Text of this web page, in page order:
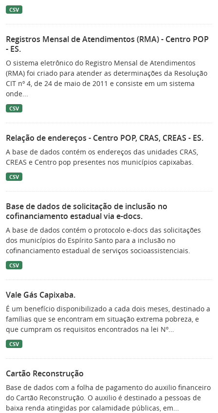
CSV
Registros Mensal de Atendimentos (RMA) - Centro POP
- ES.
O sistema eletrônico do Registro Mensal de Atendimentos
(RMA) foi criado para atender as determinações da Resolução
CIT nº 4, de 24 de maio de 2011 e consiste em um sistema
onde...
CSV
Relação de endereços - Centro POP, CRAS, CREAS - ES.
A base de dados contém os endereços das unidades CRAS,
CREAS e Centro pop presentes nos municípios capixabas.
CSV
Base de dados de solicitação de inclusão no
cofinanciamento estadual via e-docs.
A base de dados contém o protocolo e-docs das solicitações
dos municípios do Espírito Santo para a inclusão no
cofinanciamento estadual de serviços socioassistenciais.
CSV
Vale Gás Capixaba.
É um benefício disponibilizado a cada dois meses, destinado a
famílias que se encontram em situação extrema pobreza, e
que cumpram os requisitos encontrados na lei Nº...
CSV
Cartão Reconstrução
Base de dados com a folha de pagamento do auxilio financeiro
do Cartão Reconstrução. O auxilio é destinado a pessoas de
baixa renda atingidas por calamidade públicas, em...